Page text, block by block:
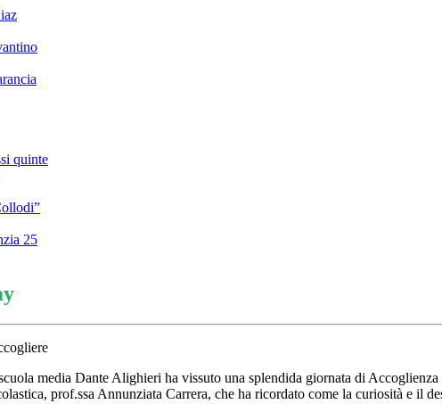
quinte
25
media Dante Alighieri ha vissuto una splendida giornata di
prof.ssa Annunziata Carrera, che ha ricordato come la curiosità e